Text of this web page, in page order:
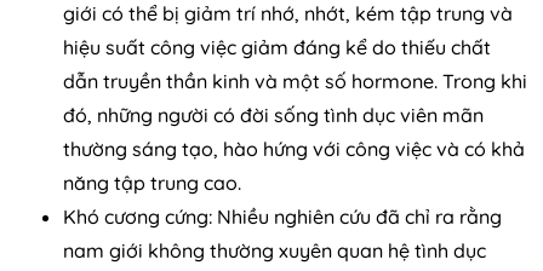
giới có thể bị giảm trí nhớ, nhớt, kém tập trung và
hiệu suất công việc giảm đáng kể do thiếu chất
dẫn truyền thần kinh và một số hormone. Trong khi
đó, những người có đời sống tình dục viên mãn
thường sáng tạo, hào hứng với công việc và có khả
năng tập trung cao.
Khó cương cứng: Nhiều nghiên cứu đã chỉ ra rằng
nam giới không thường xuyên quan hệ tình dục